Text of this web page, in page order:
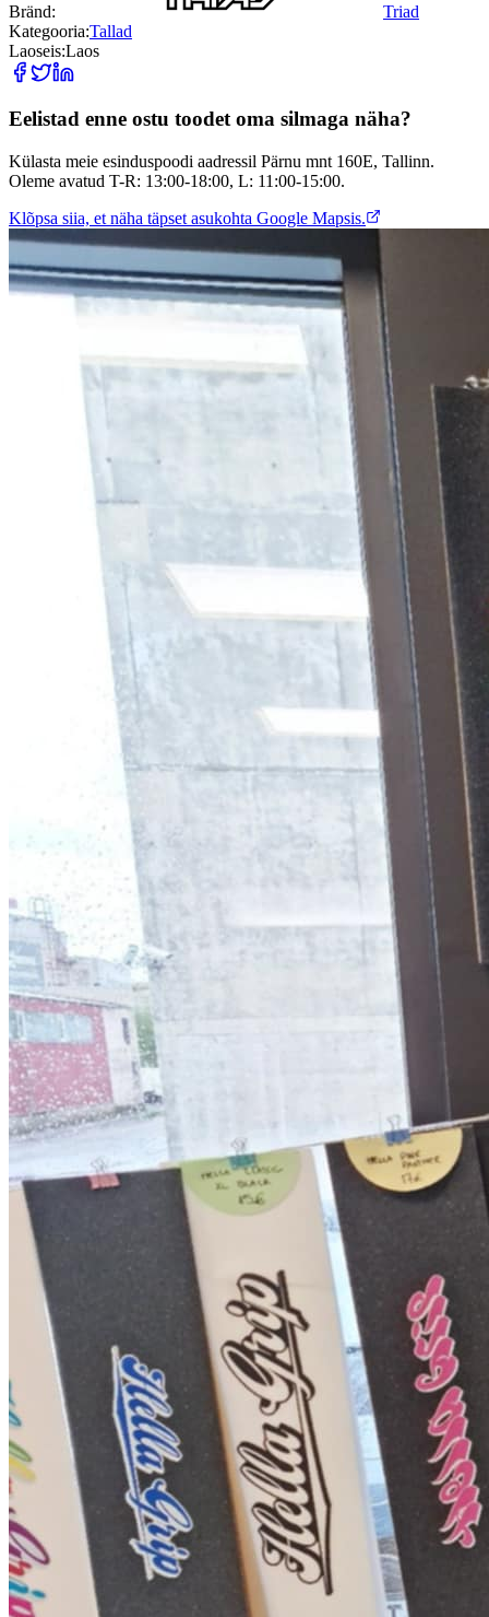
Bränd:
Triad
Kategooria:Tallad
Laoseis:Laos
Eelistad enne ostu toodet oma silmaga näha?
Külasta meie esinduspoodi aadressil Pärnu mnt 160E, Tallinn.
Oleme avatud T-R: 13:00-18:00, L: 11:00-15:00.
Klõpsa siia, et näha täpset asukohta Google Mapsis.